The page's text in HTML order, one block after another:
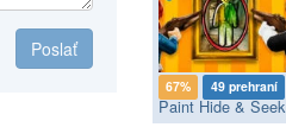
Poslať
67% 49 prehraní
Paint Hide & Seek